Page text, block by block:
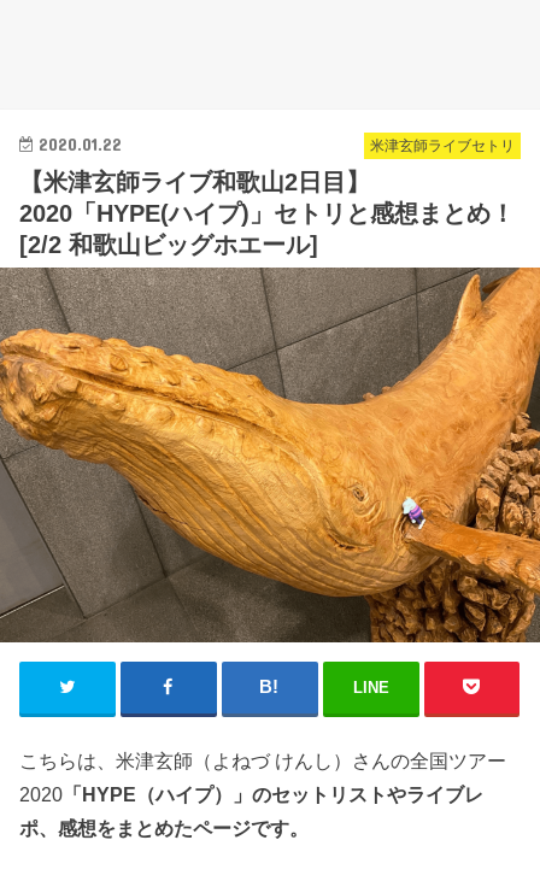
米津玄師ライブセトリ
2020.01.22
【米津玄師ライブ和歌山2日目】
2020「HYPE(ハイプ)」セトリと感想まとめ！
[2/2 和歌山ビッグホエール]
LINE
こちらは、米津玄師（よねづ けんし）さんの全国ツアー
2020 「HYPE（ハイプ）」のセットリストやライブレ
ポ、感想をまとめたページです。